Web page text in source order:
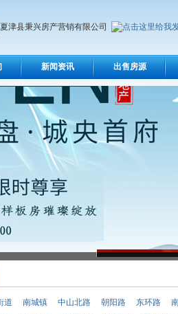
夏津县秉兴房产营销有限公司
新闻资讯 出售房源
道 南城镇 中山北路 朝阳路 东环路